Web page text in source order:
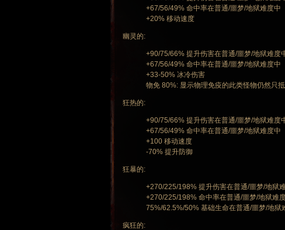
+67/56/49% 命中率在普通/噩梦/地狱难度中
+20% 移动速度
幽灵的:
+90/75/66% 提升伤害在普通/噩梦/地狱难度
+67/56/49% 命中率在普通/噩梦/地狱难度中
+33-50% 冰冷伤害
物免 80%: 显示物理免疫的此类怪物仍然只
狂热的:
+90/75/66% 提升伤害在普通/噩梦/地狱难度
+67/56/49% 命中率在普通/噩梦/地狱难度中
+100 移动速度
-70% 提升防御
狂暴的:
+270/225/198% 提升伤害在普通/噩梦/地狱
+270/225/198% 命中率在普通/噩梦/地狱难
75%/62.5%/50% 基础生命在普通/噩梦/地狱
疯狂的: